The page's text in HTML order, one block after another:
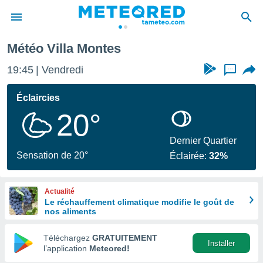
de
en
Météo Villa Montes
19:45 Vendredi ...
Éclaircies
20°
Sensation de 20°
Dernier Quartier
Éclairée:32%
Actualité
Le réchauffement climatique modifie le goût de
nos aliments
Téléchargez GRATUITEMENT
l’application Meteored!
Installer